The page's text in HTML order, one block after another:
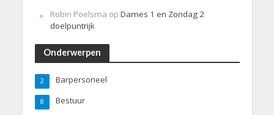
Robin Poelsma op Dames 1 en Zondag 2
doelpuntrijk
Onderwerpen
Barpersoneel
2
Bestuur
8